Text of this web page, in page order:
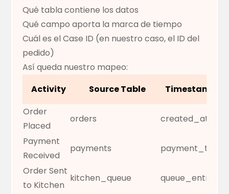
Qué tabla contiene los datos
Qué campo aporta la marca de tiempo
Cuál es el Case ID (en nuestro caso, el ID del
pedido)
Así queda nuestro mapeo:
Activity
Source Table
Timestamp
Order
Placed
orders
created_at
Payment
Received
payments
payment_time
Order Sent
to Kitchen
kitchen_queue